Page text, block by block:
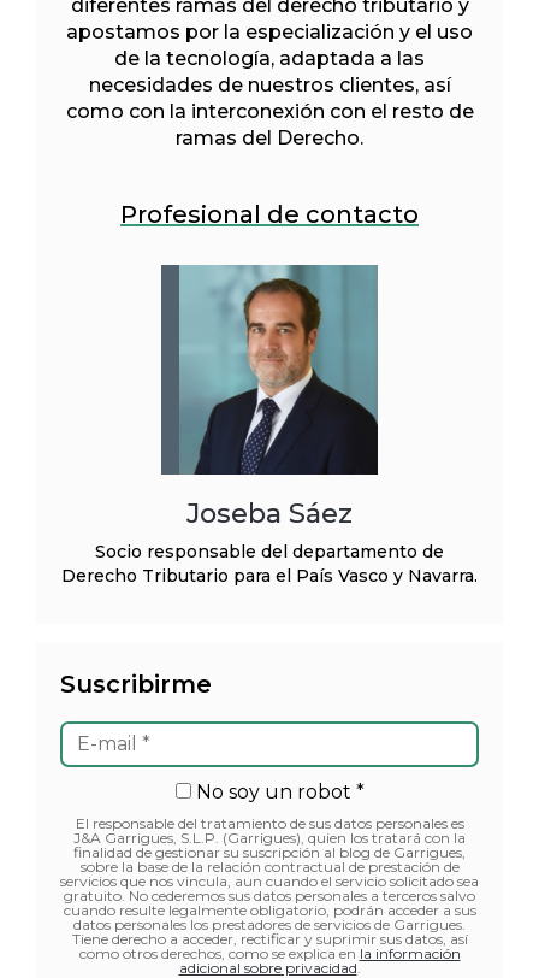
diferentes ramas del derecho tributario y
apostamos por la especialización y el uso
de la tecnología, adaptada a las
necesidades de nuestros clientes, así
como con la interconexión con el resto de
ramas del Derecho.
Profesional de contacto
Joseba Sáez
Socio responsable del departamento de
Derecho Tributario para el País Vasco y Navarra.
Suscribirme
No soy un robot *
El responsable del tratamiento de sus datos personales es
J&A Garrigues, S.L.P. (Garrigues), quien los tratará con la
finalidad de gestionar su suscripción al blog de Garrigues,
sobre la base de la relación contractual de prestación de
servicios que nos vincula, aun cuando el servicio solicitado sea
gratuito. No cederemos sus datos personales a terceros salvo
cuando resulte legalmente obligatorio, podrán acceder a sus
datos personales los prestadores de servicios de Garrigues.
Tiene derecho a acceder, rectificar y suprimir sus datos, así
como otros derechos, como se explica en la información
adicional sobre privacidad.